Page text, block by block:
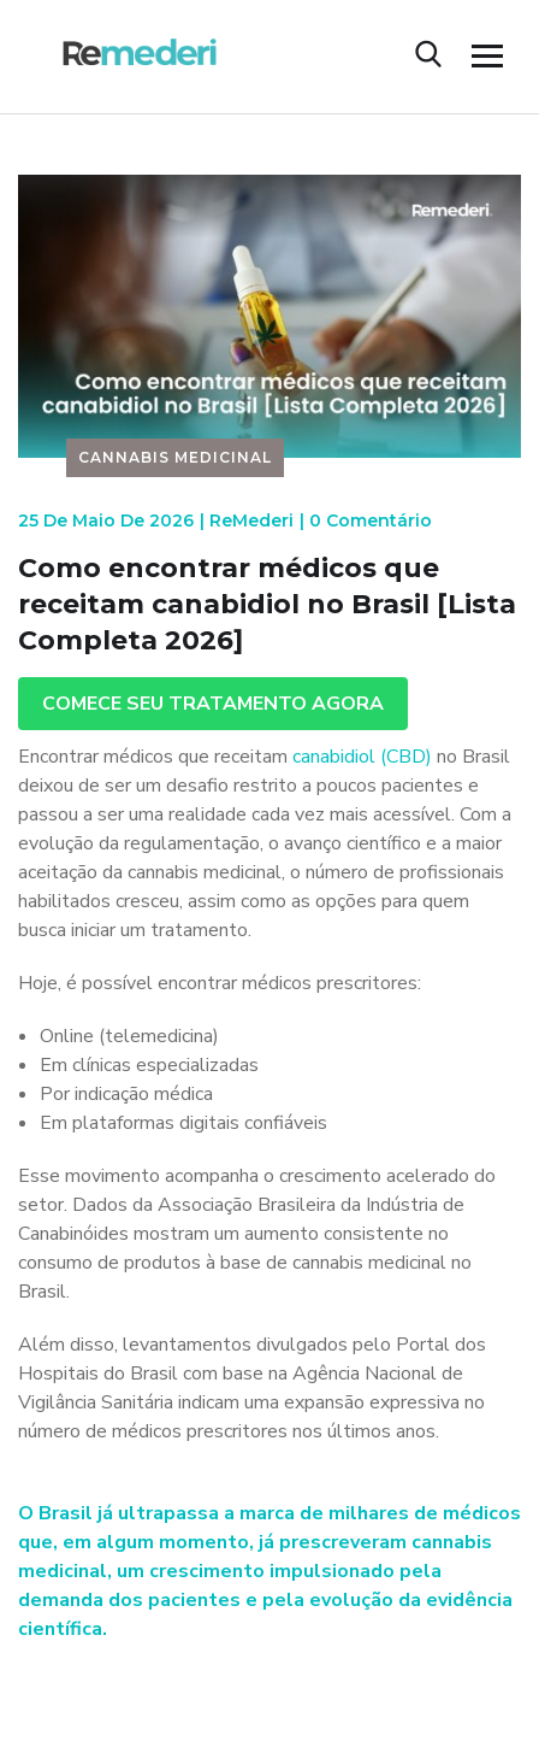
CANNABIS MEDICINAL
25 De Maio De 2026 | ReMederi | 0 Comentário
Como encontrar médicos que
receitam canabidiol no Brasil [Lista
Completa 2026]
COMECE SEU TRATAMENTO AGORA
Encontrar médicos que receitam canabidiol (CBD) no Brasil
deixou de ser um desafio restrito a poucos pacientes e
passou a ser uma realidade cada vez mais acessível. Com a
evolução da regulamentação, o avanço científico e a maior
aceitação da cannabis medicinal, o número de profissionais
habilitados cresceu, assim como as opções para quem
busca iniciar um tratamento.
Hoje, é possível encontrar médicos prescritores:
Online (telemedicina)
Em clínicas especializadas
Por indicação médica
Em plataformas digitais confiáveis
Esse movimento acompanha o crescimento acelerado do
setor. Dados da Associação Brasileira da Indústria de
Canabinóides mostram um aumento consistente no
consumo de produtos à base de cannabis medicinal no
Brasil.
Além disso, levantamentos divulgados pelo Portal dos
Hospitais do Brasil com base na Agência Nacional de
Vigilância Sanitária indicam uma expansão expressiva no
número de médicos prescritores nos últimos anos.
O Brasil já ultrapassa a marca de milhares de médicos
que, em algum momento, já prescreveram cannabis
medicinal, um crescimento impulsionado pela
demanda dos pacientes e pela evolução da evidência
científica.